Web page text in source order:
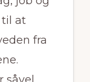
at
fra
såvel